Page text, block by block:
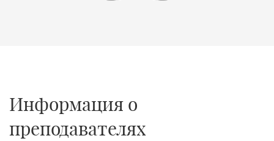
Информация о
преподавателях